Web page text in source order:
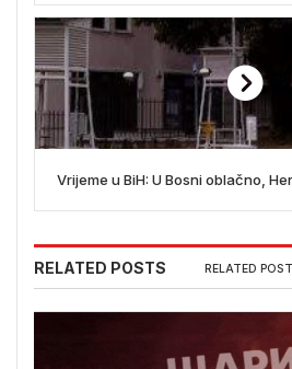
Vrijeme u BiH: U Bosni oblačno,
RELATED POSTS RELATED